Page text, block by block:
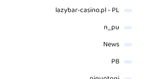
lazybar-casino.pl - PL
n_pu
News
PB